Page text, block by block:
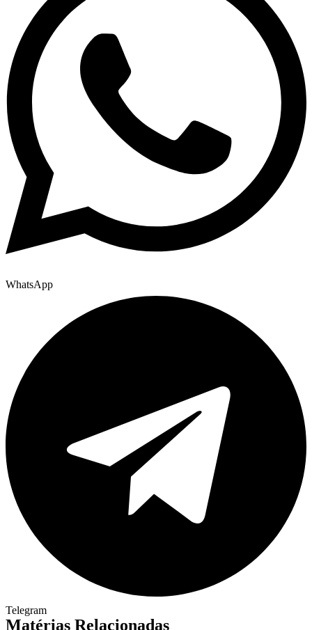
WhatsApp
Telegram
Matérias Relacionadas